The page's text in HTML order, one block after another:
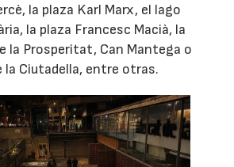
la plaza Karl Marx, el lago
la plaza Francesc Macià, la
la Prosperitat, Can Mantega o
la Ciutadella, entre otras.